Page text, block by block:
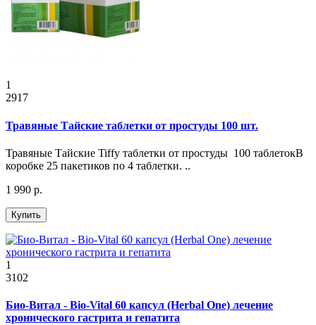
1
2917
Травяные Тайские таблетки от простуды 100 шт.
Травяные Тайские Tiffy таблетки от простуды 100 таблетокВ
коробке 25 пакетиков по 4 таблетки. ..
1 990 р.
Купить
1
3102
Био-Витал - Bio-Vital 60 капсул (Herbal One) лечение
хронического гастрита и гепатита